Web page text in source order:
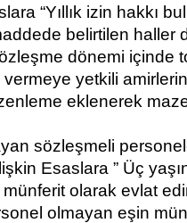
“Yıllık izin hakkı
belirtilen haller
dönemi içinde
vermeye yetkili
eklenerek
sözleşmeli
Esaslara ” Üç
olarak evlat
olmayan eşin